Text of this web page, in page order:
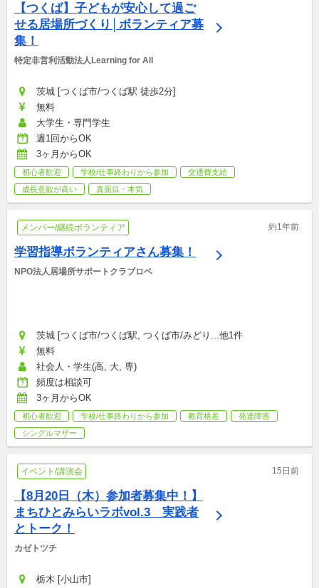
【つくば】子どもが安心して過ご
せる居場所づくり│ボランティア募
集！
特定非営利活動法人Learning for All
茨城 [つくば市/つくば駅 徒歩2分]
無料
大学生・専門学生
週1回からOK
3ヶ月からOK
初心者歓迎 学校/仕事終わりから参加
交通費支給
成長意欲が高い
真面目・本気
メンバー/継続ボランティア 約1年前
学習指導ボランティアさん募集！
NPO法人居場所サポートクラブロベ
茨城 [つくば市/つくば駅, つくば市/みどり...他1件
無料
社会人・学生(高, 大, 専)
頻度は相談可
3ヶ月からOK
初心者歓迎 学校/仕事終わりから参加 教育格差
発達障害
シングルマザー
イベント/講演会 15日前
【8月20日（木）参加者募集中！】
まちひとみらいラボvol.3　実践者
とトーク！
カゼトツチ
栃木 [小山市]